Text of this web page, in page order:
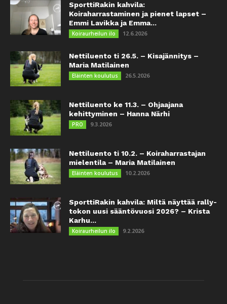
SporttiRakin kahvila:
Koiraharrastaminen ja pienet lapset –
Emmi Lavikka ja Emma...
Koiraurheilun ilo 12.6.2026
Nettiluento ti 26.5. – Kisajännitys –
Maria Matilainen
Eläinten koulutus 26.5.2026
Nettiluento ke 11.3. – Ohjaajana
kehittyminen – Hanna Närhi
PRO 9.3.2026
Nettiluento ti 10.2. – Koiraharrastajan
mielentila – Maria Matilainen
Eläinten koulutus 10.2.2026
SporttiRakin kahvila: Miltä näyttää rally-
tokon uusi sääntövuosi 2026? – Krista
Karhu...
Koiraurheilun ilo 9.2.2026